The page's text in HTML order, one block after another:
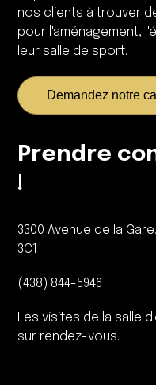
nos clients à trouver
pour l'aménagement,
leur salle de sport.
Demandez notre
Prendre
!
3300 Avenue de la
3C1
(438) 844-5946
Les visites de la salle
sur rendez-vous.